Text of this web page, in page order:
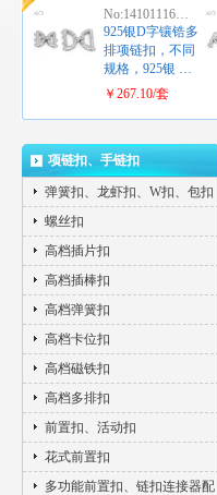
No:14101116…
925银D字镶锆多
排项链扣，不同
规格，925银 …
￥267.10/套
项链扣、手链扣
弹簧扣、龙虾扣、W扣、包扣
螺丝扣
高档插片扣
高档插棒扣
高档弹簧扣
高档卡位扣
高档磁铁扣
高档多排扣
前置扣、活动扣
花式前置扣
多功能前置扣、链扣连接器配